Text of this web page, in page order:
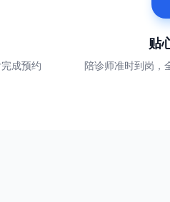
成预约
贴
陪诊师准时到岗，